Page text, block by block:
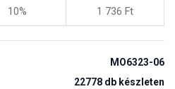
10% 1 736 Ft
MO6323-06
22778 db készleten